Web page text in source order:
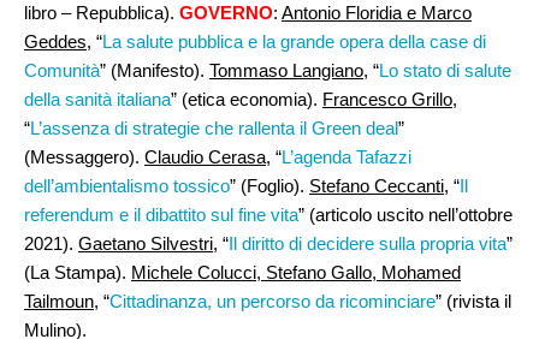
libro – Repubblica). GOVERNO: Antonio Floridia e Marco
Geddes, “La salute pubblica e la grande opera della case di
Comunità” (Manifesto). Tommaso Langiano, “Lo stato di salute
della sanità italiana” (etica economia). Francesco Grillo,
“L’assenza di strategie che rallenta il Green deal”
(Messaggero). Claudio Cerasa, “L’agenda Tafazzi
dell’ambientalismo tossico” (Foglio). Stefano Ceccanti, “Il
referendum e il dibattito sul fine vita” (articolo uscito nell’ottobre
2021). Gaetano Silvestri, “Il diritto di decidere sulla propria vita”
(La Stampa). Michele Colucci, Stefano Gallo, Mohamed
Tailmoun, “Cittadinanza, un percorso da ricominciare” (rivista il
Mulino).